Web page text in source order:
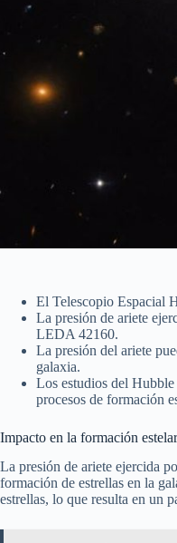
El Telescopio Espacial
La presión de ariete
LEDA 42160.
La presión del ariete
galaxia.
Los estudios del Hubble
procesos de formación
Impacto en la formación estelar
La presión de ariete ejercida
formación de estrellas en la
estrellas, lo que resulta en un